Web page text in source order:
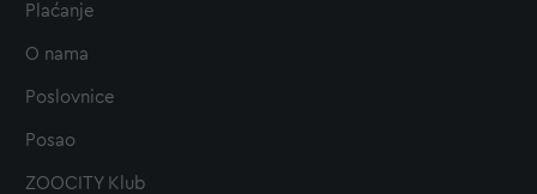
Plaćanje
O nama
Poslovnice
Posao
ZOOCITY Klub